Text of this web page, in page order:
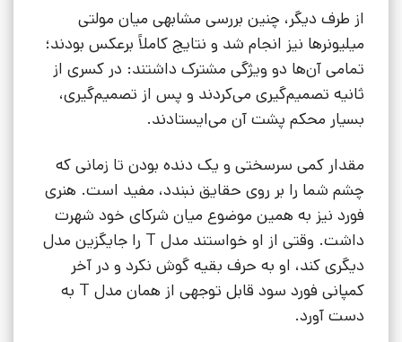
از طرف دیگر، چنین بررسی مشابهی میان مولتی
میلیونرها نیز انجام شد و نتایج کاملاً برعکس بودند؛
تمامی آن‌ها دو ویژگی مشترک داشتند: در کسری از
ثانیه تصمیم‌گیری می‌کردند و پس از تصمیم‌گیری،
بسیار محکم پشت آن می‌ایستادند.
مقدار کمی سرسختی و یک دنده بودن تا زمانی که
چشم شما را بر روی حقایق نبندد، مفید است. هنری
فورد نیز به همین موضوع میان شرکای خود شهرت
داشت. وقتی از او خواستند مدل T را جایگزین مدل
دیگری کند، او به حرف بقیه گوش نکرد و در آخر
کمپانی فورد سود قابل توجهی از همان مدل T به
دست آورد.